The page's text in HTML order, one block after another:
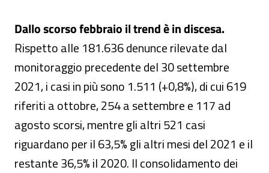
Dallo scorso febbraio il trend è in discesa.
Rispetto alle 181.636 denunce rilevate dal
monitoraggio precedente del 30 settembre
2021, i casi in più sono 1.511 (+0,8%), di cui 619
riferiti a ottobre, 254 a settembre e 117 ad
agosto scorsi, mentre gli altri 521 casi
riguardano per il 63,5% gli altri mesi del 2021 e il
restante 36,5% il 2020. Il consolidamento dei